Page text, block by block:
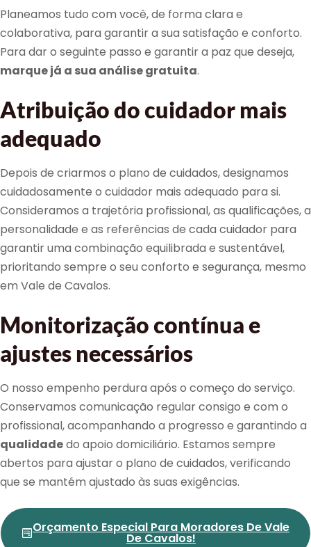
Planeamos tudo com você, de forma clara e
colaborativa, para garantir a sua satisfação e conforto.
Para dar o seguinte passo e garantir a paz que deseja,
marque já a sua análise gratuita.
Atribuição do cuidador mais
adequado
Depois de criarmos o plano de cuidados, designamos
cuidadosamente o cuidador mais adequado para si.
Consideramos a trajetória profissional, as qualificações, a
personalidade e as referências de cada cuidador para
garantir uma combinação equilibrada e sustentável,
prioritando sempre o seu conforto e segurança, mesmo
em Vale de Cavalos.
Monitorização contínua e
ajustes necessários
O nosso empenho perdura após o começo do serviço.
Conservamos comunicação regular consigo e com o
profissional, acompanhando a progresso e garantindo a
qualidadedo apoio domiciliário. Estamos sempre
abertos para ajustar o plano de cuidados, verificando
que se mantém ajustado às suas exigências.
Orçamento Especial Para Moradores De Vale
De Cavalos!